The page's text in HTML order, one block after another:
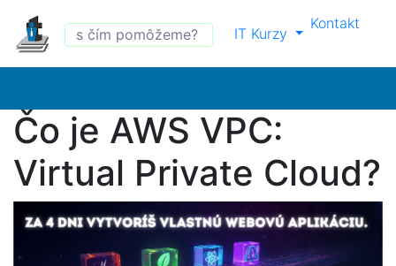
IT Kurzy
Kontakt
Čo je AWS VPC:
Virtual Private Cloud?